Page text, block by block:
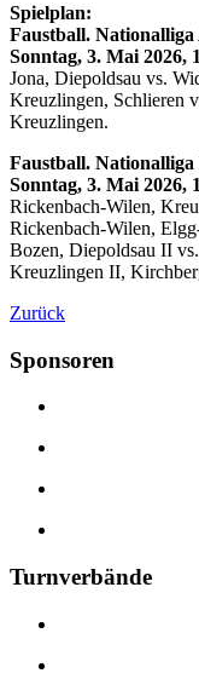
Spielplan:
Faustball. Nationalliga
Sonntag, 3. Mai 2026,
Jona, Diepoldsau vs.
Kreuzlingen, Schlieren
Kreuzlingen.
Faustball.
Sonntag, 3. Mai 2026,
Rickenbach-Wilen,
Rickenbach-Wilen,
Bozen, Diepoldsau II
Kreuzlingen II,
Zurück
Sponsoren
Turnverbände